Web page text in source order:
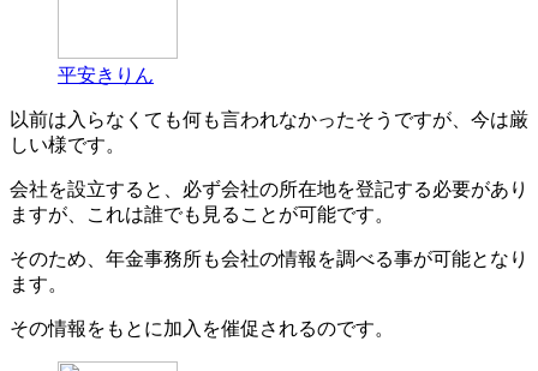
平安きりん
以前は入らなくても何も言われなかったそうですが、今は厳
しい様です。
会社を設立すると、必ず会社の所在地を登記する必要があり
ますが、これは誰でも見ることが可能です。
そのため、年金事務所も会社の情報を調べる事が可能となり
ます。
その情報をもとに加入を催促されるのです。